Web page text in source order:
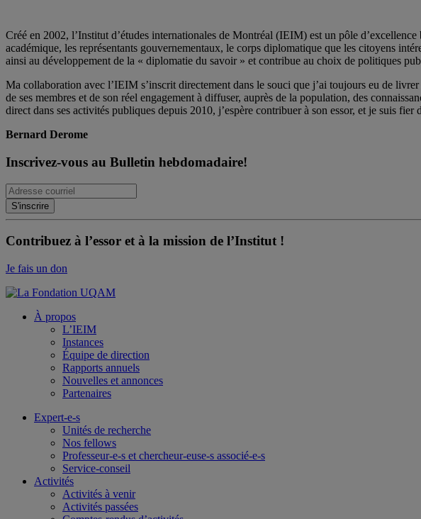
Créé en 2002, l’Institut d’études internationales de Montréal (IEIM) est un pôle
académique, les représentants gouvernementaux, le corps diplomatique que les citoyens
ainsi au développement de la « diplomatie du savoir » et contribue au choix de politiques
Ma collaboration avec l’IEIM s’inscrit directement dans le souci que j’ai toujours eu de
de ses membres et de son réel engagement à diffuser, auprès de la population, des
direct dans ses activités publiques depuis 2010, j’espère contribuer à son essor, et je suis
Bernard Derome
Inscrivez-vous au Bulletin hebdomadaire!
Contribuez à l’essor et à la mission de l’Institut !
Je fais un don
À propos
L’IEIM
Instances
Équipe de direction
Rapports annuels
Nouvelles et annonces
Partenaires
Expert-e-s
Unités de recherche
Nos fellows
Professeur-e-s et chercheur-euse-s associé-e-s
Service-conseil
Activités
Activités à venir
Activités passées